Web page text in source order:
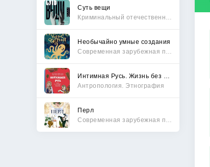
Суть вещи
Необычайно умные создания
Антропология. Этнография
Перл